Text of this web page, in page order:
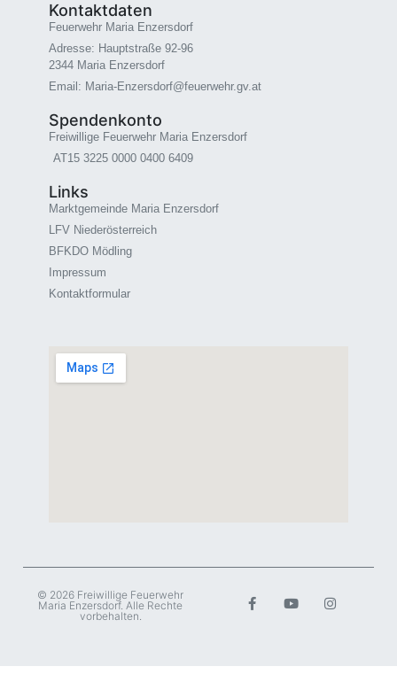
Kontaktdaten
Feuerwehr Maria Enzersdorf
Adresse: Hauptstraße 92-96
2344 Maria Enzersdorf
Email: Maria-Enzersdorf@feuerwehr.gv.at
Spendenkonto
Freiwillige Feuerwehr Maria Enzersdorf
AT15 3225 0000 0400 6409
Links
Marktgemeinde Maria Enzersdorf
LFV Niederösterreich
BFKDO Mödling
Impressum
Kontaktformular
© 2026 Freiwillige Feuerwehr
Maria Enzersdorf. Alle Rechte
vorbehalten.